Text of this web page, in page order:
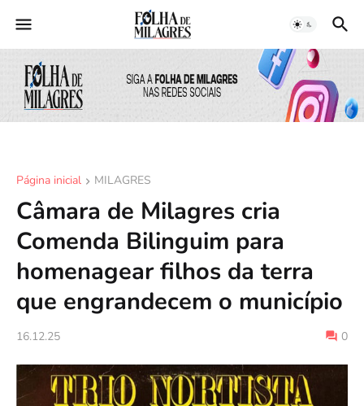
Página inicial MILAGRES
Câmara de Milagres cria
Comenda Bilinguim para
homenagear filhos da terra
que engrandecem o município
16.12.25 0